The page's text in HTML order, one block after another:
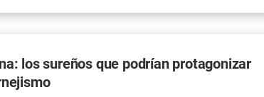
los sureños que podrían protagonizar